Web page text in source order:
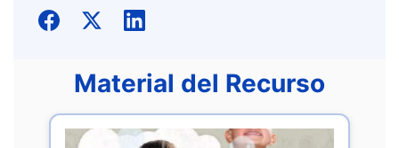
Material del Recurso